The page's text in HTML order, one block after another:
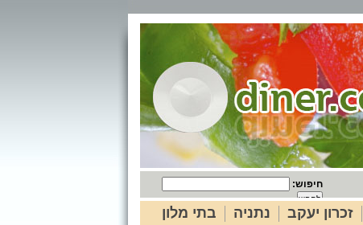
חיפוש:
זכרון יעקב נתניה בתי מלון